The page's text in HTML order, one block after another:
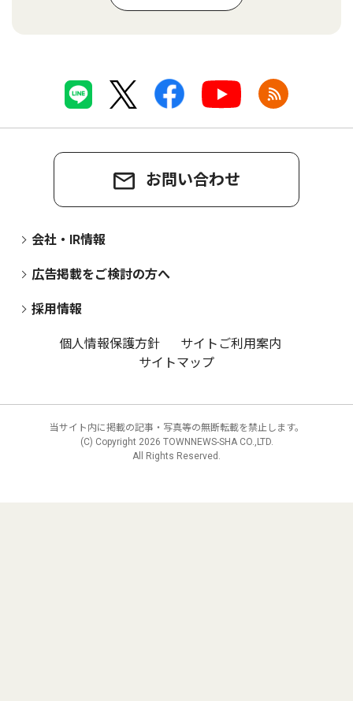
お問い合わせ
会社・IR情報
広告掲載をご検討の方へ
採用情報
個人情報保護方針
サイトご利用案内
サイトマップ
当サイト内に掲載の記事・写真等の無断転載を禁止します。
(C) Copyright 2026 TOWNNEWS-SHA CO.,LTD.
All Rights Reserved.